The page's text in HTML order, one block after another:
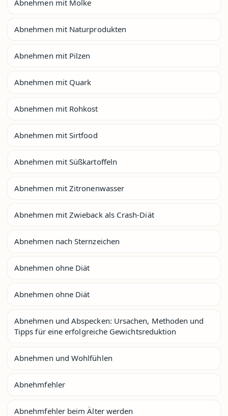
Abnehmen mit Molke
Abnehmen mit Naturprodukten
Abnehmen mit Pilzen
Abnehmen mit Quark
Abnehmen mit Rohkost
Abnehmen mit Sirtfood
Abnehmen mit Süßkartoffeln
Abnehmen mit Zitronenwasser
Abnehmen mit Zwieback als Crash-Diät
Abnehmen nach Sternzeichen
Abnehmen ohne Diät
Abnehmen ohne Diät
Abnehmen und Abspecken: Ursachen, Methoden und
Tipps für eine erfolgreiche Gewichtsreduktion
Abnehmen und Wohlfühlen
Abnehmfehler
Abnehmfehler beim Älter werden